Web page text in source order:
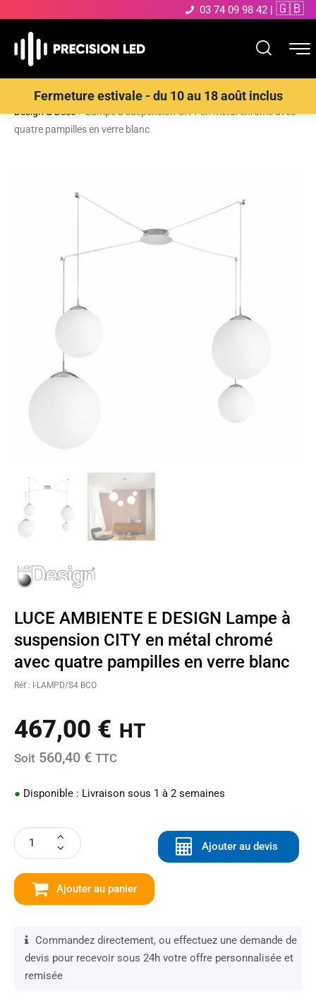
03 74 09 98 42 | 🇬🇧
Fermeture estivale - du 10 au 18 août inclus
Accueil>Boutique>ECLAIRAGE INTERIEUR LED>Suspensions
Design & Déco>Lampe à suspension CITY en métal chromé avec
quatre pampilles en verre blanc
LUCE AMBIENTE E DESIGN Lampe à
suspension CITY en métal chromé
avec quatre pampilles en verre blanc
Réf : I-LAMPD/S4 BCO
467,00 € HT
Soit 560,40 € TTC
● Disponible : Livraison sous 1 à 2 semaines
Ajouter au panier
Ajouter au devis
Commandez directement, ou effectuez une demande de
devis pour recevoir sous 24h votre offre personnalisée et
remisée